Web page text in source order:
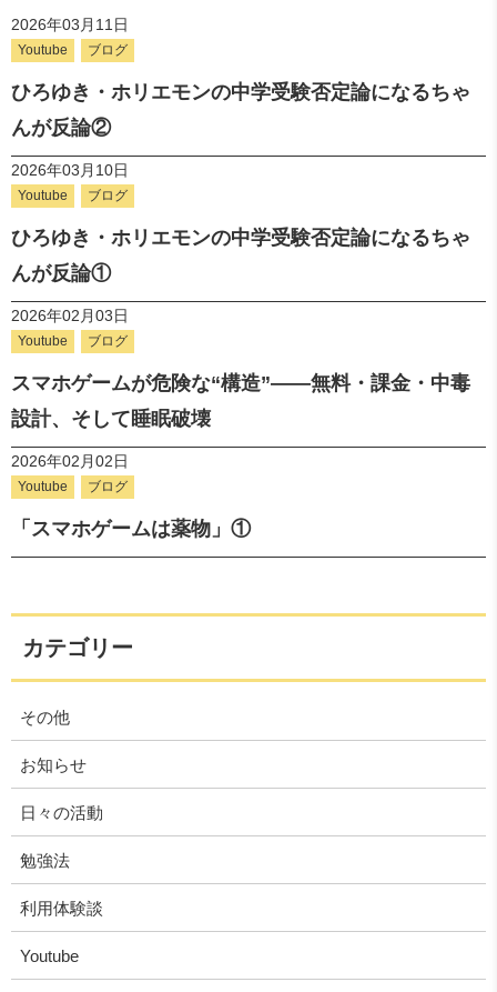
2026年03月11日
Youtube ブログ
ひろゆき・ホリエモンの中学受験否定論になるちゃ
んが反論②
2026年03月10日
Youtube ブログ
ひろゆき・ホリエモンの中学受験否定論になるちゃ
んが反論①
2026年02月03日
Youtube ブログ
スマホゲームが危険な“構造”――無料・課金・中毒
設計、そして睡眠破壊
2026年02月02日
Youtube ブログ
「スマホゲームは薬物」①
カテゴリー
その他
お知らせ
日々の活動
勉強法
利用体験談
Youtube